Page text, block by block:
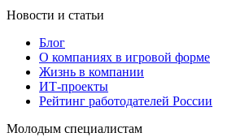
Новости и статьи
Блог
О компаниях в игровой форме
Жизнь в компании
ИТ-проекты
Рейтинг работодателей России
Молодым специалистам